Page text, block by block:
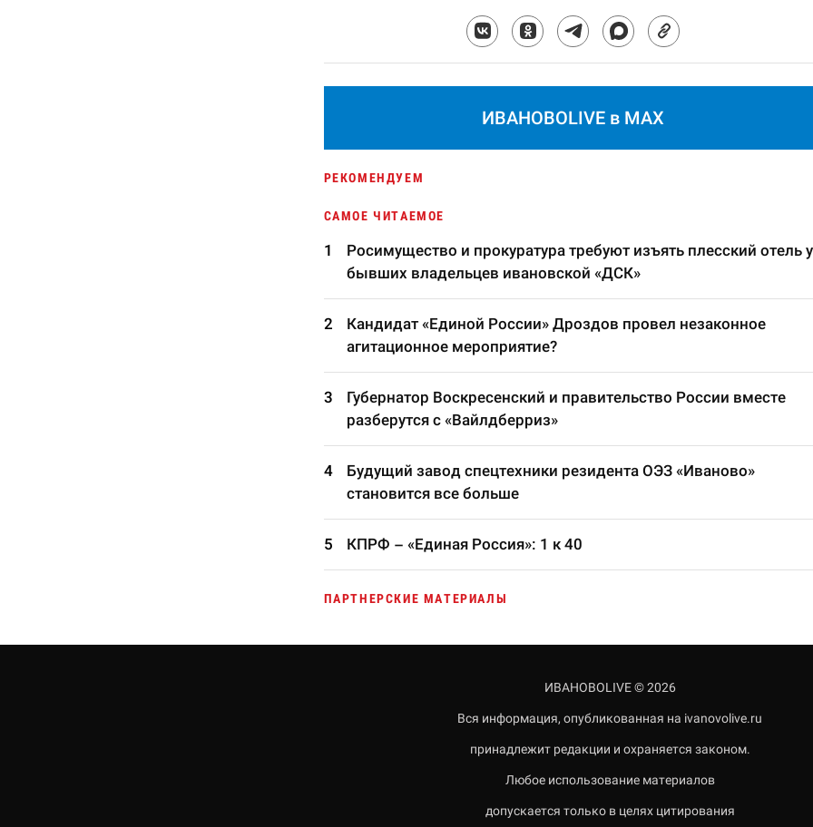
ИВАНОВОLIVE в MAX
РЕКОМЕНДУЕМ
САМОЕ ЧИТАЕМОЕ
Росимущество и прокуратура требуют изъять плесский отель у
бывших владельцев ивановской «ДСК»
Кандидат «Единой России» Дроздов провел незаконное
агитационное мероприятие?
Губернатор Воскресенский и правительство России вместе
разберутся с «Вайлдберриз»
Будущий завод спецтехники резидента ОЭЗ «Иваново»
становится все больше
КПРФ – «Единая Россия»: 1 к 40
ПАРТНЕРСКИЕ МАТЕРИАЛЫ
ИВАНОВОLIVE © 2026
Вся информация, опубликованная на ivanovolive.ru
принадлежит редакции и охраняется законом.
Любое использование материалов
допускается только в целях цитирования